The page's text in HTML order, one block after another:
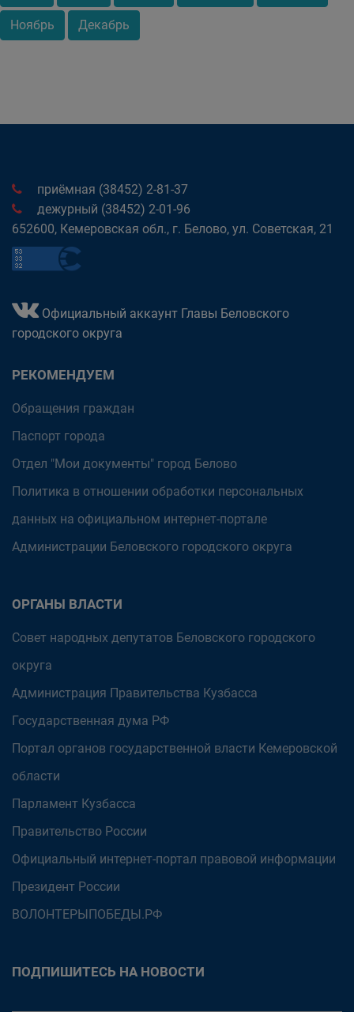
Ноябрь Декабрь
приёмная (38452) 2-81-37
дежурный (38452) 2-01-96
652600, Кемеровская обл., г. Белово, ул. Советская, 21
Официальный аккаунт Главы Беловского
городского округа
РЕКОМЕНДУЕМ
Обращения граждан
Паспорт города
Отдел "Мои документы" город Белово
Политика в отношении обработки персональных
данных на официальном интернет-портале
Администрации Беловского городского округа
ОРГАНЫ ВЛАСТИ
Совет народных депутатов Беловского городского
округа
Администрация Правительства Кузбасса
Государственная дума РФ
Портал органов государственной власти Кемеровской
области
Парламент Кузбасса
Правительство России
Официальный интернет-портал правовой информации
Президент России
ВОЛОНТЕРЫПОБЕДЫ.РФ
ПОДПИШИТЕСЬ НА НОВОСТИ